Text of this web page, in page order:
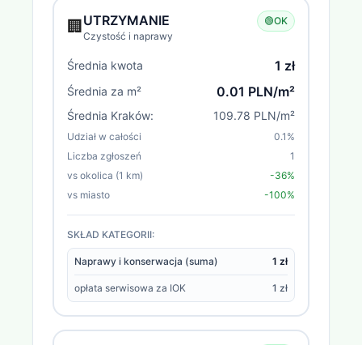
🏢 UTRZYMANIE
Czystość i naprawy
🟢OK
Średnia kwota 1 zł
Średnia za m² 0.01 PLN/m²
Średnia Kraków: 109.78 PLN/m²
Udział w całości 0.1 %
Liczba zgłoszeń
1
vs okolica (1 km)
-36%
vs miasto
-100%
SKŁAD KATEGORII:
Naprawy i konserwacja (suma) 1 zł
opłata serwisowa za IOK 1 zł